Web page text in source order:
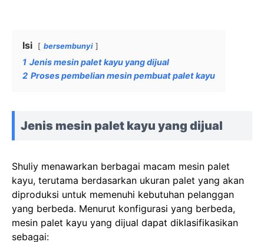
Isi bersembunyi
1 Jenis mesin palet kayu yang dijual
2 Proses pembelian mesin pembuat palet kayu
Jenis mesin palet kayu yang dijual
Shuliy menawarkan berbagai macam mesin palet
kayu, terutama berdasarkan ukuran palet yang akan
diproduksi untuk memenuhi kebutuhan pelanggan
yang berbeda. Menurut konfigurasi yang berbeda,
mesin palet kayu yang dijual dapat diklasifikasikan
sebagai: